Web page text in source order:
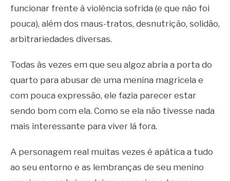
funcionar frente à violência sofrida (e que não foi
pouca), além dos maus-tratos, desnutrição, solidão,
arbitrariedades diversas.
Todas às vezes em que seu algoz abria a porta do
quarto para abusar de uma menina magricela e
com pouca expressão, ele fazia parecer estar
sendo bom com ela. Como se ela não tivesse nada
mais interessante para viver lá fora.
A personagem real muitas vezes é apática a tudo
ao seu entorno e as lembranças de seu menino